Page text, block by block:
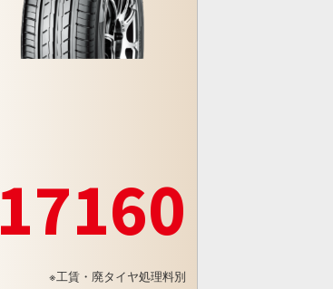
17160
※工賃・廃タイヤ処理料別